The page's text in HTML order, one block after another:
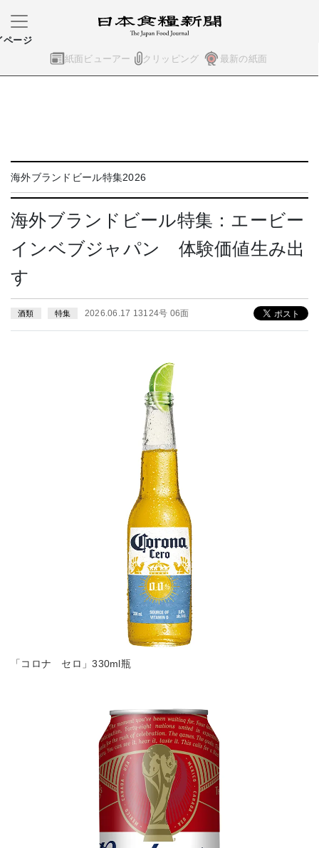
紙面ビューアー クリッピング 最新の紙面
ページ
海外ブランドビール特集2026
海外ブランドビール特集：エービー
インベブジャパン 体験価値生み出
す
酒類 特集 2026.06.17 13124号 06面
「コロナ セロ」330ml瓶